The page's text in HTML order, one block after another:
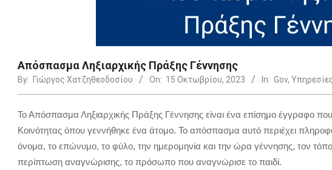
Απόσπασμα Ληξιαρχικής Πράξης Γέννησης
By: Γιώργος Χατζηθεοδοσίου On: 15 Οκτωβρίου, 2023 In: Gov,
Το Απόσπασμα Ληξιαρχικής Πράξης Γέννησης είναι ένα επίσημο έγγραφο που
Κοινότητας όπου γεννήθηκε ένα άτομο. Το απόσπασμα αυτό περιέχει
όνομα, το επώνυμο, το φύλο, την ημερομηνία και την ώρα γέννησης, τον
περίπτωση αναγνώρισης, το πρόσωπο που αναγνώρισε το παιδί.